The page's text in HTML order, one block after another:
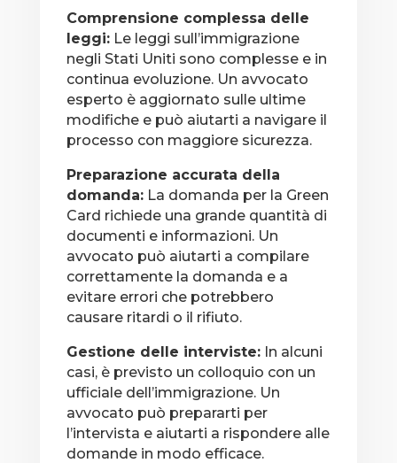
Comprensione complessa delle
leggi:Le leggi sull’immigrazione
negli Stati Uniti sono complesse e in
continua evoluzione. Un avvocato
esperto è aggiornato sulle ultime
modifiche e può aiutarti a navigare il
processo con maggiore sicurezza.
Preparazione accurata della
domanda:La domanda per la Green
Card richiede una grande quantità di
documenti e informazioni. Un
avvocato può aiutarti a compilare
correttamente la domanda e a
evitare errori che potrebbero
causare ritardi o il rifiuto.
Gestione delle interviste:In alcuni
casi, è previsto un colloquio con un
ufficiale dell’immigrazione. Un
avvocato può prepararti per
l’intervista e aiutarti a rispondere alle
domande in modo efficace.